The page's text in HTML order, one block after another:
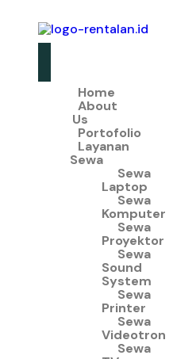
Home
About
Us
Portofolio
Layanan
Sewa
Sewa
Laptop
Sewa
Komputer
Sewa
Proyektor
Sewa
Sound
System
Sewa
Printer
Sewa
Videotron
Sewa